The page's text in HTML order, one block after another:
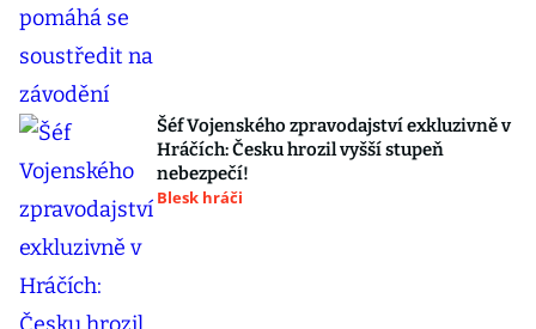
Šéf Vojenského zpravodajství exkluzivně v
Hráčích: Česku hrozil vyšší stupeň
nebezpečí!
Blesk hráči